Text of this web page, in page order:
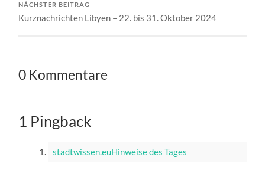
NÄCHSTER BEITRAG
Kurznachrichten Libyen – 22. bis 31. Oktober 2024
0 Kommentare
1 Pingback
stadtwissen.euHinweise des Tages